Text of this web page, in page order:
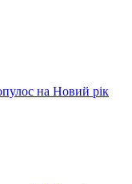
на Новий рік